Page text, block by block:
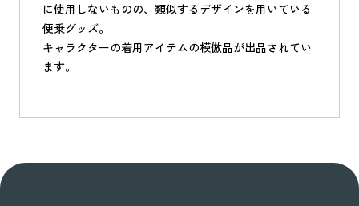
に使用しないものの、類似するデザインを用いている
便乗グッズ。
キャラクターの着用アイテムの模倣品が出品されてい
ます。